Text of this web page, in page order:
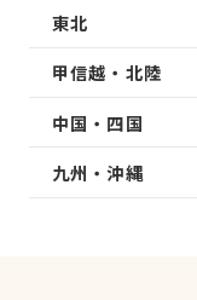
東北
甲信越・北陸
中国・四国
九州・沖縄